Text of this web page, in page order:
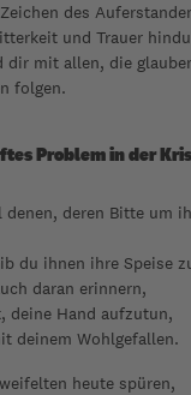
des
und Trauer
dir mit allen, die
folgen.
Problem in der
deren Bitte um
du ihnen ihre Speise
daran erinnern,
deine Hand aufzutun,
deinem Wohlgefallen.
heute spüren,